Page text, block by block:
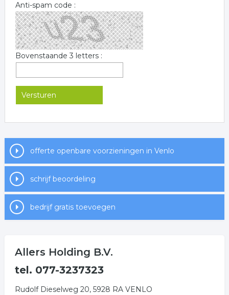
Anti-spam code :
Bovenstaande 3 letters :
offerte openbare voorzieningen in Venlo
schrijf beoordeling
bedrijf gratis toevoegen
Allers Holding B.V.
tel. 077-3237323
Rudolf Dieselweg 20, 5928 RA VENLO